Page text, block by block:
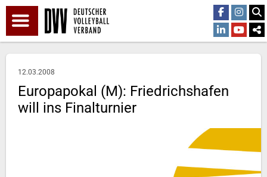
12.03.2008
Europapokal (M): Friedrichshafen
will ins Finalturnier